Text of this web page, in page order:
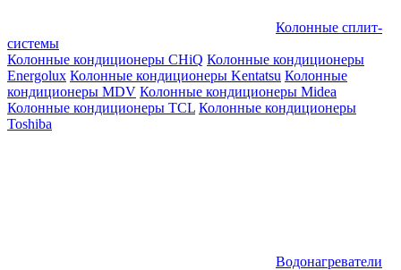
Колонные сплит-
системы
Колонные кондиционеры CHiQ Колонные кондиционеры
Energolux Колонные кондиционеры Kentatsu Колонные
кондиционеры MDV Колонные кондиционеры Midea
Колонные кондиционеры TCL Колонные кондиционеры
Toshiba
Водонагреватели